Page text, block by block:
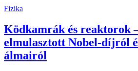
Fizika
Ködkamrák és reaktorok
elmulasztott Nobel-díjról
álmairól